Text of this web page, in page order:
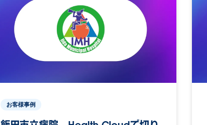
お客様事例